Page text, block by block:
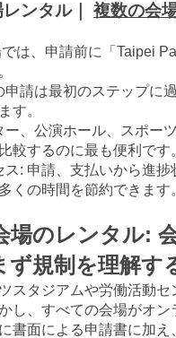
ンタル｜ 複数の会
は、申請前に「Taipei
請は最初のステップに
す。
、公演ホール、スポー
較するのに最も便利です
: 申請、支払いから進
くの時間を節約できます
場のレンタル:
規制を理解す
スタジアムや労働活動
し、すべての会場がオ
書面による申請書に加